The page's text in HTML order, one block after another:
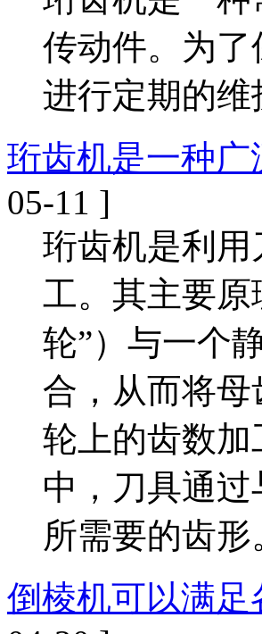
传动件。为
进行定期的
珩齿机是一种
05-11 ]
珩齿机是利
工。其主要
轮”）与一个
合，从而将
轮上的齿数
中，刀具通
所需要的齿形
倒棱机可以满